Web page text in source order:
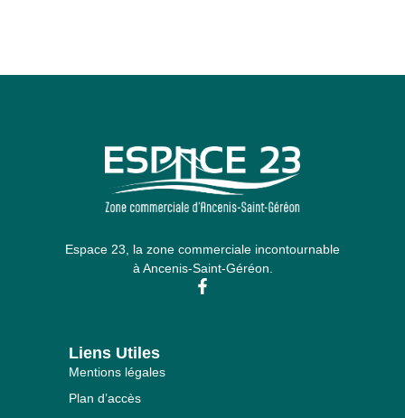
Espace 23, la zone commerciale incontournable
à Ancenis-Saint-Géréon.
Liens Utiles
Mentions légales
Plan d’accès